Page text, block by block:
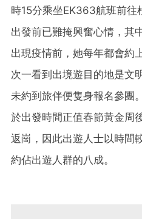
時15分乘坐EK363航班前往
出發前已難掩興奮心情，其
出現疫情前，她每年都會約
次一看到出境遊目的地是文
未約到旅伴便隻身報名參團
於出發時間正值春節黃金周
返崗，因此出遊人士以時間
約佔出遊人群的八成。